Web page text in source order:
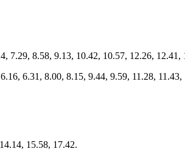
7.29, 8.58, 9.13, 10.42, 10.57, 12.26,
6.16, 6.31, 8.00, 8.15, 9.44, 9.59, 11.28,
15.58, 17.42.